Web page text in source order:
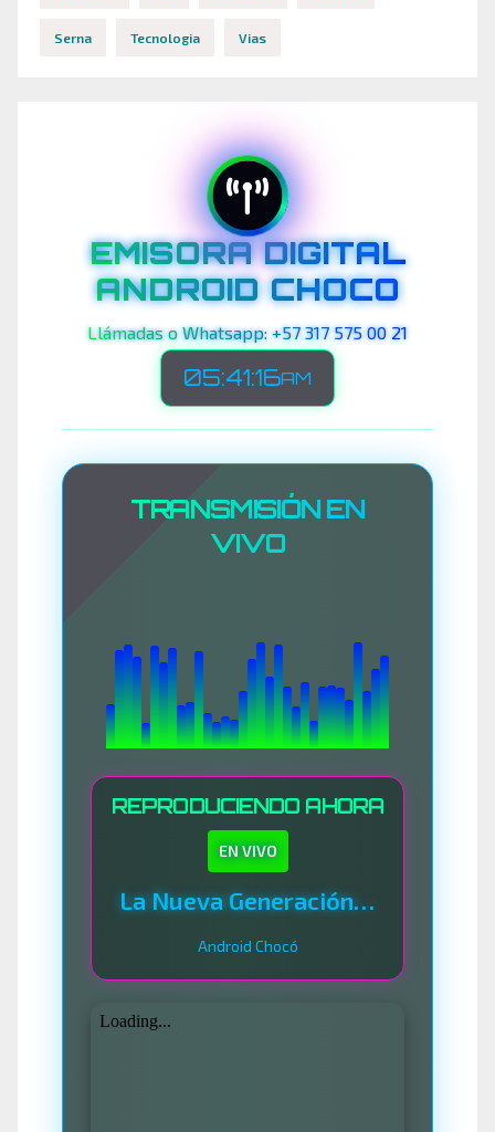
Serna Tecnologia Vias
EMISORA DIGITAL
ANDROID CHOCO
Llámadas o Whatsapp: +57 317 575 00 21
05:41:19AM
TRANSMISIÓN EN
VIVO
REPRODUCIENDO AHORA
EN VIVO
La Nueva Generación Del Sistema
Android Chocó